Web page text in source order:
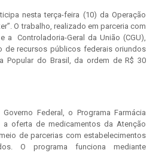
nesta terça-feira (10) da Operação
O trabalho, realizado em parceria com
a Controladoria-Geral da União (CGU),
de recursos públicos federais oriundos
Popular do Brasil, da ordem de R$ 30
Federal, o Programa Farmácia
a oferta de medicamentos da Atenção
de parcerias com estabelecimentos
O programa funciona mediante